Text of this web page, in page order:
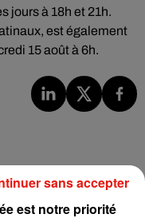
jours à 18h et 21h.
est également
15 août à 6h.
Selena Gomez et
est notre priorité
sans accepter